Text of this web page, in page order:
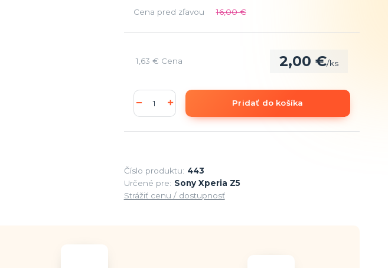
Cena pred zľavou 16,00 €
2,00 €/ks
1,63 € Cena
Pridať do košíka
Číslo produktu: 443
Určené pre: Sony Xperia Z5
Strážiť cenu / dostupnosť